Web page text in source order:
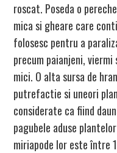
roscat. Poseda o
mica si gheare care
folosesc pentru a
precum paianjeni,
mici. O alta sursa de
putrefactie si uneori
considerate ca fiind
pagubele aduse
miriapode lor este între